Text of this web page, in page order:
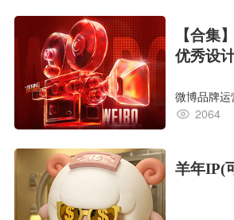
【合集
优秀设
微博品牌运
2064
羊年IP(